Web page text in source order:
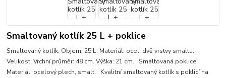
Smaltovaný kotlík 25 L + poklice
Smaltovaný kotlík. Objem: 25 L. Materiál: ocel, dvě vrstvy smaltu.
Velikost: Vrchní průměr: 48 cm. Výška: 21 cm. Smaltovaná poklice
Materiál: ocelový plech, smalt. Kvalitní smaltovaný kotlík s poklicí na